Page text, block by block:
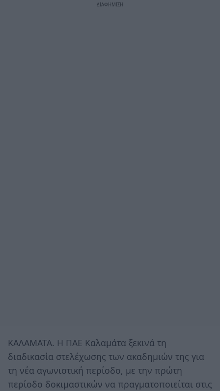
ΚΑΛΑΜΑΤΑ. Η ΠΑΕ Καλαμάτα ξεκινά τη
διαδικασία στελέχωσης των ακαδημιών της για
τη νέα αγωνιστική περίοδο, με την πρώτη
περίοδο δοκιμαστικών να πραγματοποιείται στις